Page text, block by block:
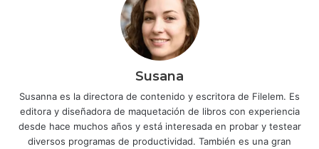
Susana
Susanna es la directora de contenido y escritora de Filelem. Es
editora y diseñadora de maquetación de libros con experiencia
desde hace muchos años y está interesada en probar y testear
diversos programas de productividad. También es una gran